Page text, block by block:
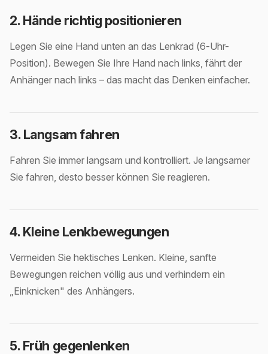
2. Hände richtig positionieren
Legen Sie eine Hand unten an das Lenkrad (6-Uhr-
Position). Bewegen Sie Ihre Hand nach links, fährt der
Anhänger nach links – das macht das Denken einfacher.
3. Langsam fahren
Fahren Sie immer langsam und kontrolliert. Je langsamer
Sie fahren, desto besser können Sie reagieren.
4. Kleine Lenkbewegungen
Vermeiden Sie hektisches Lenken. Kleine, sanfte
Bewegungen reichen völlig aus und verhindern ein
„Einknicken" des Anhängers.
5. Früh gegenlenken